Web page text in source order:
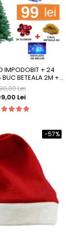
IMPODOBIT + 24
BETEALA 2M +
100LED + SUPORT
Lei
Lei
-57%